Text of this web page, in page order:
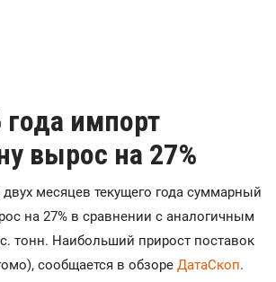
импорт
вырос на 27%
месяцев текущего года суммарный
на 27% в сравнении с аналогичным
тонн. Наибольший прирост поставок
сообщается в обзоре ДатаСкоп.